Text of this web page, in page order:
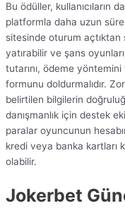
Bu ödüller, kullanıcıların
platformla daha uzun
sitesinde oturum
yatırabilir ve şans
tutarını, ödeme
formunu doldurmalıdır.
belirtilen bilgilerin
danışmanlık için destek
paralar oyuncunun
kredi veya banka kartları
olabilir.
Jokerbet